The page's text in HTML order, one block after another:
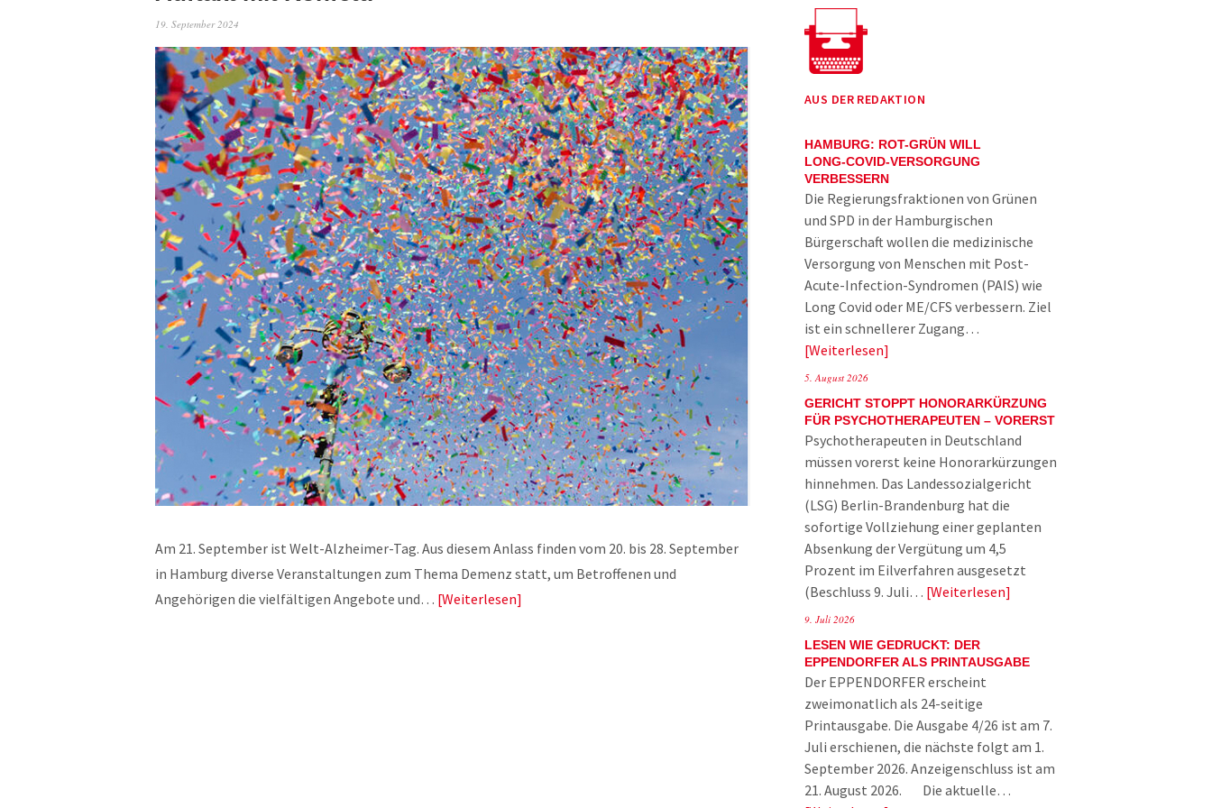
19. September 2024
Am 21. September ist Welt-Alzheimer-Tag. Aus diesem Anlass finden vom 20. bis 28. September
in Hamburg diverse Veranstaltungen zum Thema Demenz statt, um Betroffenen und
Angehörigen die vielfältigen Angebote und… Weiterlesen
AUS DER REDAKTION
HAMBURG: ROT-GRÜN WILL
LONG-COVID-VERSORGUNG
VERBESSERN
Die Regierungsfraktionen von Grünen
und SPD in der Hamburgischen
Bürgerschaft wollen die medizinische
Versorgung von Menschen mit Post-
Acute-Infection-Syndromen (PAIS) wie
Long Covid oder ME/CFS verbessern. Ziel
ist ein schnellerer Zugang…
Weiterlesen
5. August 2026
GERICHT STOPPT HONORARKÜRZUNG
FÜR PSYCHOTHERAPEUTEN – VORERST
Psychotherapeuten in Deutschland
müssen vorerst keine Honorarkürzungen
hinnehmen. Das Landessozialgericht
(LSG) Berlin-Brandenburg hat die
sofortige Vollziehung einer geplanten
Absenkung der Vergütung um 4,5
Prozent im Eilverfahren ausgesetzt
(Beschluss 9. Juli… Weiterlesen
9. Juli 2026
LESEN WIE GEDRUCKT: DER
EPPENDORFER ALS PRINTAUSGABE
Der EPPENDORFER erscheint
zweimonatlich als 24-seitige
Printausgabe. Die Ausgabe 4/26 ist am 7.
Juli erschienen, die nächste folgt am 1.
September 2026. Anzeigenschluss ist am
21. August 2026. Die aktuelle…